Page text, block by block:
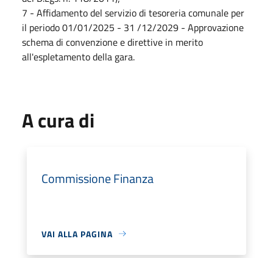
7 - Affidamento del servizio di tesoreria comunale per
il periodo 01/01/2025 - 31 /12/2029 - Approvazione
schema di convenzione e direttive in merito
all'espletamento della gara.
A cura di
Commissione Finanza
VAI ALLA PAGINA